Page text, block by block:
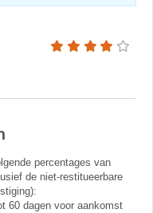
percentages van
de niet-restitueerbare
60 dagen voor aankomst